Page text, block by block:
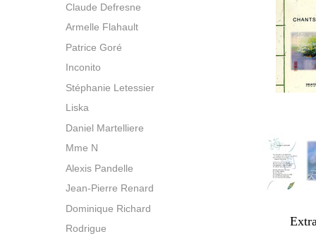
Claude Defresne
Armelle Flahault
Patrice Goré
Inconito
Stéphanie Letessier
Liska
Daniel Martelliere
Mme N
Alexis Pandelle
Jean-Pierre Renard
Dominique Richard
Rodrigue